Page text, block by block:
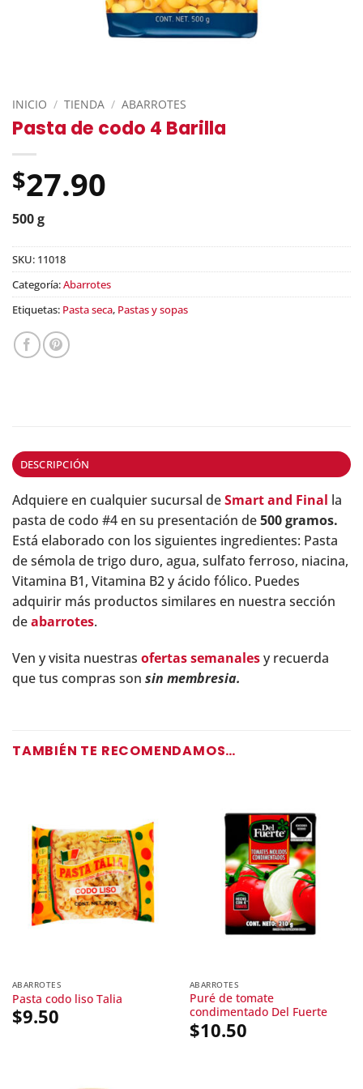
INICIO / TIENDA / ABARROTES
Pasta de codo 4 Barilla
$27.90
500 g
SKU: 11018
Categoría:Abarrotes
Etiquetas: Pasta seca, Pastas y sopas
DESCRIPCIÓN
Adquiere en cualquier sucursal deSmart and Final la
pasta de codo #4 en su presentación de500 gramos.
Está elaborado con los siguientes ingredientes: Pasta
de sémola de trigo duro, agua, sulfato ferroso, niacina,
Vitamina B1, Vitamina B2 y ácido fólico. Puedes
adquirir más productos similares en nuestra sección
deabarrotes.
Ven y visita nuestras ofertas semanalesy recuerda
que tus compras son sin membresia.
TAMBIÉN TE RECOMENDAMOS…
ABARROTES
Pasta codo liso Talia
$9.50
ABARROTES
Puré de tomate
condimentado Del Fuerte
$10.50